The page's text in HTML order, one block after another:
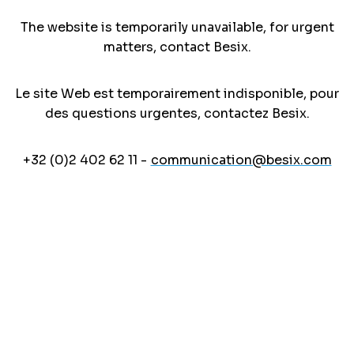
The website is temporarily unavailable, for urgent
matters, contact Besix.
Le site Web est temporairement indisponible, pour
des questions urgentes, contactez Besix.
+32 (0)2 402 62 11 - communication@besix.com